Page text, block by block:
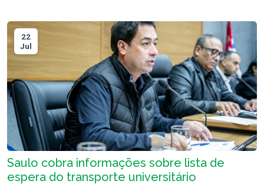
22
Jul
Saulo cobra informações sobre lista de
espera do transporte universitário